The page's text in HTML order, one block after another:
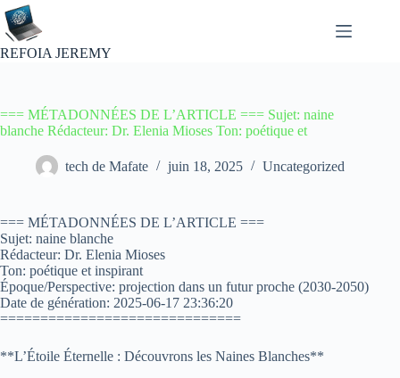
Passer
au
contenu
REFOIA JEREMY
=== MÉTADONNÉES DE L’ARTICLE === Sujet: naine
blanche Rédacteur: Dr. Elenia Mioses Ton: poétique et
tech de Mafate juin 18, 2025 Uncategorized
=== MÉTADONNÉES DE L’ARTICLE ===
Sujet: naine blanche
Rédacteur: Dr. Elenia Mioses
Ton: poétique et inspirant
Époque/Perspective: projection dans un futur proche (2030-2050)
Date de génération: 2025-06-17 23:36:20
==============================
**L’Étoile Éternelle : Découvrons les Naines Blanches**